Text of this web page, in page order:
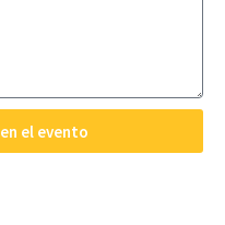
el evento